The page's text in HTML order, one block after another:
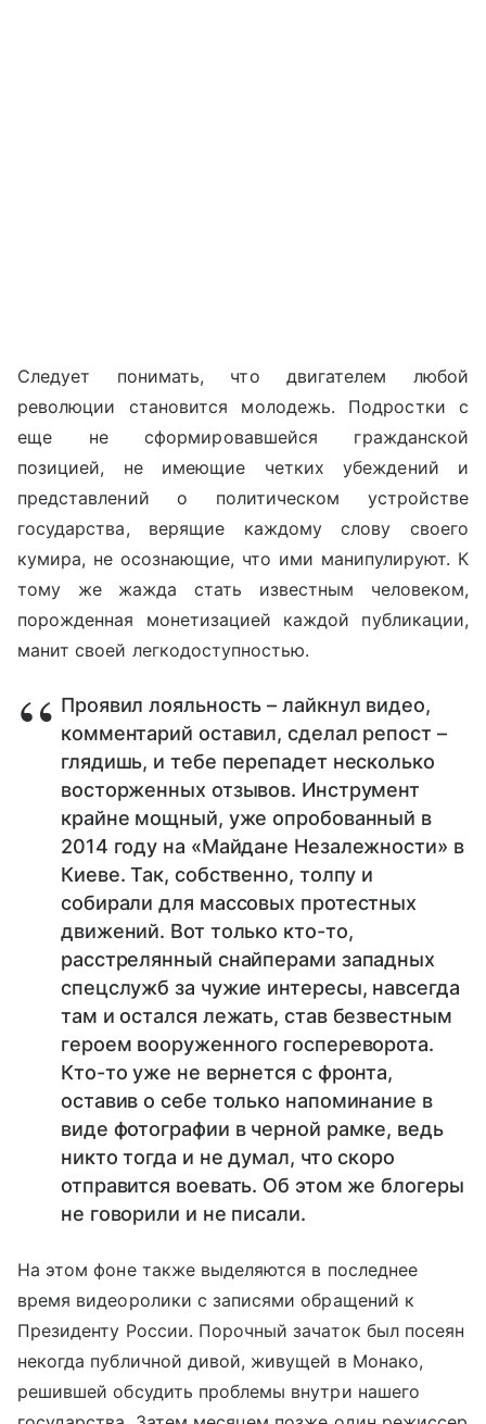
Следует понимать, что двигателем любой
революции становится молодежь. Подростки с
еще не сформировавшейся гражданской
позицией, не имеющие четких убеждений и
представлений о политическом устройстве
государства, верящие каждому слову своего
кумира, не осознающие, что ими манипулируют. К
тому же жажда стать известным человеком,
порожденная монетизацией каждой публикации,
манит своей легкодоступностью.
Проявил лояльность – лайкнул видео,
комментарий оставил, сделал репост –
глядишь, и тебе перепадет несколько
восторженных отзывов. Инструмент
крайне мощный, уже опробованный в
2014 году на «Майдане Незалежности» в
Киеве. Так, собственно, толпу и
собирали для массовых протестных
движений. Вот только кто-то,
расстрелянный снайперами западных
спецслужб за чужие интересы, навсегда
там и остался лежать, став безвестным
героем вооруженного госпереворота.
Кто-то уже не вернется с фронта,
оставив о себе только напоминание в
виде фотографии в черной рамке, ведь
никто тогда и не думал, что скоро
отправится воевать. Об этом же блогеры
не говорили и не писали.
На этом фоне также выделяются в последнее
время видеоролики с записями обращений к
Президенту России. Порочный зачаток был посеян
некогда публичной дивой, живущей в Монако,
решившей обсудить проблемы внутри нашего